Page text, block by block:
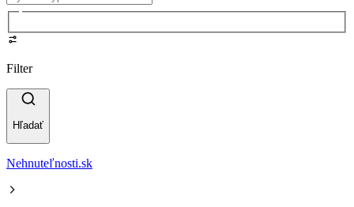
Filter
Hľadať
Nehnuteľnosti.sk